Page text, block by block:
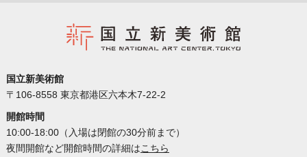
国立新美術館
〒106-8558 東京都港区六本木7-22-2
開館時間
10:00-18:00（入場は閉館の30分前まで）
夜間開館など開館時間の詳細はこちら